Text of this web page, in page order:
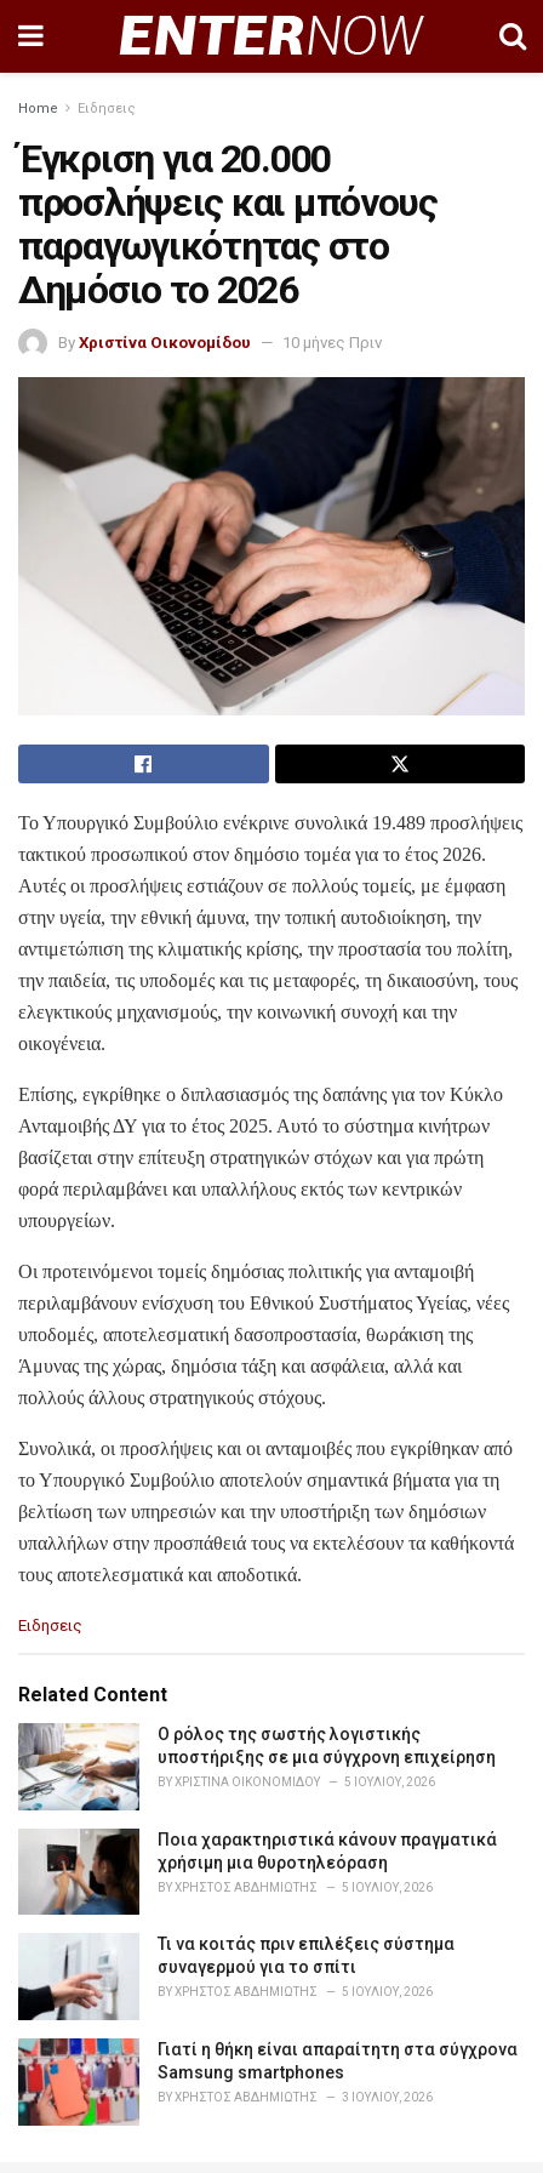
Home Ειδησεις
Έγκριση για 20.000
προσλήψεις και μπόνους
παραγωγικότητας στο
Δημόσιο το 2026
By Χριστίνα Οικονομίδου 10 μήνες Πριν
Το Υπουργικό Συμβούλιο ενέκρινε συνολικά 19.489 προσλήψεις
τακτικού προσωπικού στον δημόσιο τομέα για το έτος 2026.
Αυτές οι προσλήψεις εστιάζουν σε πολλούς τομείς, με έμφαση
στην υγεία, την εθνική άμυνα, την τοπική αυτοδιοίκηση, την
αντιμετώπιση της κλιματικής κρίσης, την προστασία του πολίτη,
την παιδεία, τις υποδομές και τις μεταφορές, τη δικαιοσύνη, τους
ελεγκτικούς μηχανισμούς, την κοινωνική συνοχή και την
οικογένεια.
Επίσης, εγκρίθηκε ο διπλασιασμός της δαπάνης για τον Κύκλο
Ανταμοιβής ΔΥ για το έτος 2025. Αυτό το σύστημα κινήτρων
βασίζεται στην επίτευξη στρατηγικών στόχων και για πρώτη
φορά περιλαμβάνει και υπαλλήλους εκτός των κεντρικών
υπουργείων.
Οι προτεινόμενοι τομείς δημόσιας πολιτικής για ανταμοιβή
περιλαμβάνουν ενίσχυση του Εθνικού Συστήματος Υγείας, νέες
υποδομές, αποτελεσματική δασοπροστασία, θωράκιση της
Άμυνας της χώρας, δημόσια τάξη και ασφάλεια, αλλά και
πολλούς άλλους στρατηγικούς στόχους.
Συνολικά, οι προσλήψεις και οι ανταμοιβές που εγκρίθηκαν από
το Υπουργικό Συμβούλιο αποτελούν σημαντικά βήματα για τη
βελτίωση των υπηρεσιών και την υποστήριξη των δημόσιων
υπαλλήλων στην προσπάθειά τους να εκτελέσουν τα καθήκοντά
τους αποτελεσματικά και αποδοτικά.
C
e
o
r
i
e
Ειδησεις
Related Content
Ο ρόλος της σωστής λογιστικής
υποστήριξης σε μια σύγχρονη επιχείρηση
BYΧΡΙΣΤΊΝΑ ΟΙΚΟΝΟΜΊΔΟΥ 5 ΙΟΥΛΊΟΥ, 2026
Ποια χαρακτηριστικά κάνουν πραγματικά
χρήσιμη μια θυροτηλεόραση
BYΧΡΉΣΤΟΣ ΑΒΔΗΜΙΏΤΗΣ 5 ΙΟΥΛΊΟΥ, 2026
Τι να κοιτάς πριν επιλέξεις σύστημα
συναγερμού για το σπίτι
BYΧΡΉΣΤΟΣ ΑΒΔΗΜΙΏΤΗΣ 5 ΙΟΥΛΊΟΥ, 2026
Γιατί η θήκη είναι απαραίτητη στα σύγχρονα
Samsung smartphones
BYΧΡΉΣΤΟΣ ΑΒΔΗΜΙΏΤΗΣ 3 ΙΟΥΛΊΟΥ, 2026